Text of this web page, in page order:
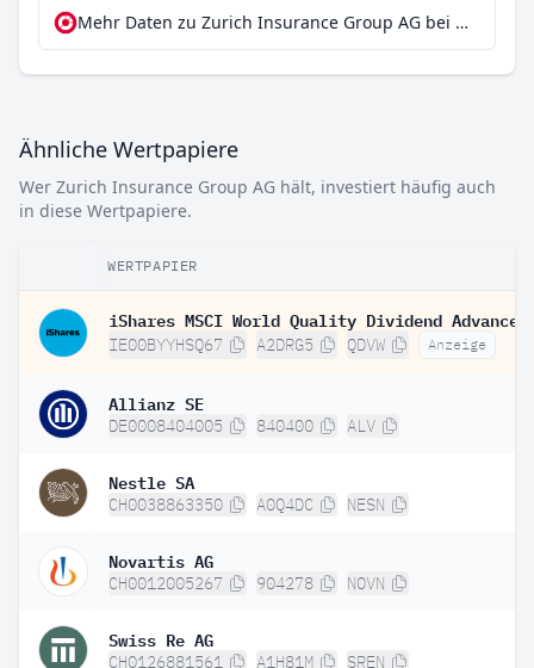
Mehr Daten zu Zurich Insurance Group AG bei extraETF
Ähnliche Wertpapiere
Wer Zurich Insurance Group AG hält, investiert häufig auch
in diese Wertpapiere.
WERTPAPIER
IE00BYYHSQ67 A2DRG5 QDVW Anzeige
Allianz SE
DE0008404005 840400 ALV
Nestle SA
CH0038863350 A0Q4DC NESN
Novartis AG
CH0012005267 904278 NOVN
Swiss Re AG
CH0126881561 A1H81M SREN